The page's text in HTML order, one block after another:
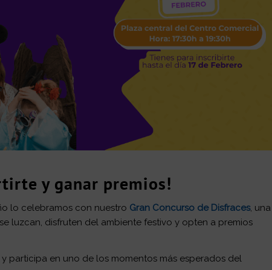
y ganar premios!
lo celebramos con nuestro Gran Concurso de Disfraces, una
luzcan, disfruten del ambiente festivo y opten a premios
participa en uno de los momentos más esperados del